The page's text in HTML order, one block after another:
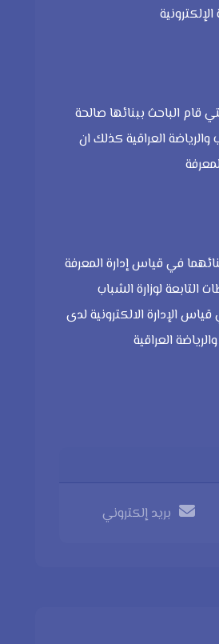
قام الباحث ببنائها صالحة
والرياضة العراقية كذلك ان
في قياس إدارة المعرفة
التابعة لوزارة الشباب
الإدارة الالكترونية لدى
العراقية
بريد إلكتروني